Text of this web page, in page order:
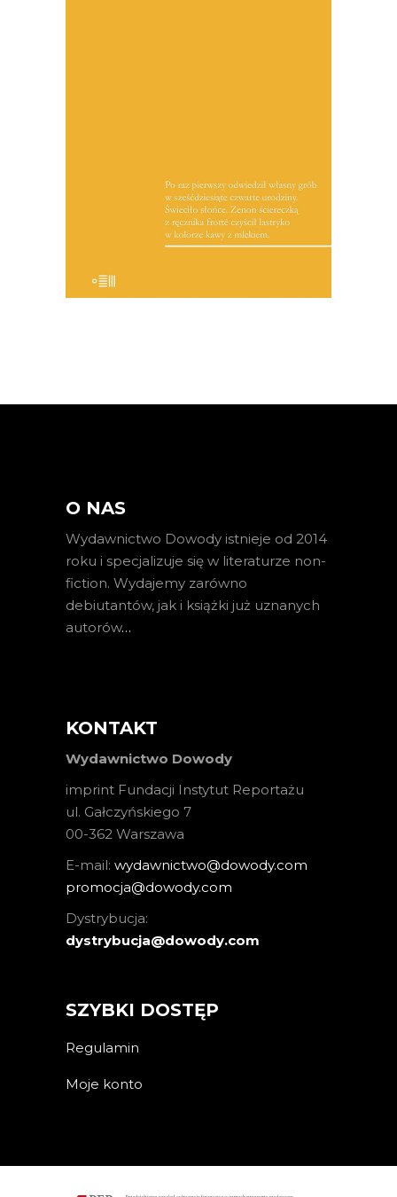
39.00 zł 19.50zł
KSIĄŻKA DO KOSZYKA
O NAS
Wydawnictwo Dowody istnieje od 2014
roku i specjalizuje się w literaturze non-
fiction. Wydajemy zarówno
debiutantów, jak i książki już uznanych
autorów…
KONTAKT
Wydawnictwo Dowody
imprint Fundacji Instytut Reportażu
ul. Gałczyńskiego 7
00-362 Warszawa
E-mail: wydawnictwo@dowody.com
promocja@dowody.com
Dystrybucja:
dystrybucja@dowody.com
SZYBKI DOSTĘP
Regulamin
Moje konto